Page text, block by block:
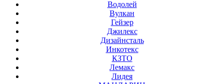
Водолей
Вулкан
Гейзер
Джилекс
Дизайнсталь
Инкотекс
КЗТО
Лемакс
Лидея